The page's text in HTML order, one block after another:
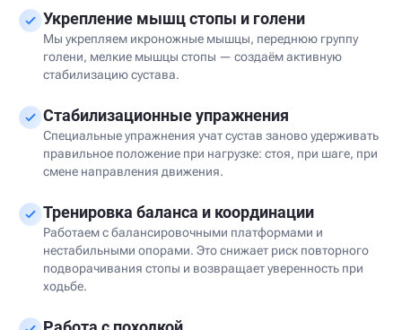
Укрепление мышц стопы и голени
Мы укрепляем икроножные мышцы, переднюю группу
голени, мелкие мышцы стопы — создаём активную
стабилизацию сустава.
Стабилизационные упражнения
Специальные упражнения учат сустав заново удерживать
правильное положение при нагрузке: стоя, при шаге, при
смене направления движения.
Тренировка баланса и координации
Работаем с балансировочными платформами и
нестабильными опорами. Это снижает риск повторного
подворачивания стопы и возвращает уверенность при
ходьбе.